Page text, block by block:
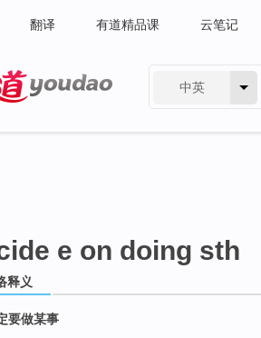
翻译 有道精品课 云笔记
中英
e on doing sth
释义
要做某事